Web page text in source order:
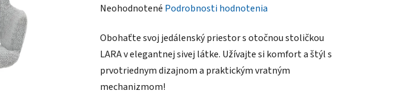
Priemerné
produktu
je
0,0
z
Neohodnotené Podrobnosti hodnotenia
Obohaťte svoj jedálenský priestor s otočnou stoličkou
LARA v elegantnej sivej látke. Užívajte si komfort a štýl s
prvotriednym dizajnom a praktickým vratným
mechanizmom!